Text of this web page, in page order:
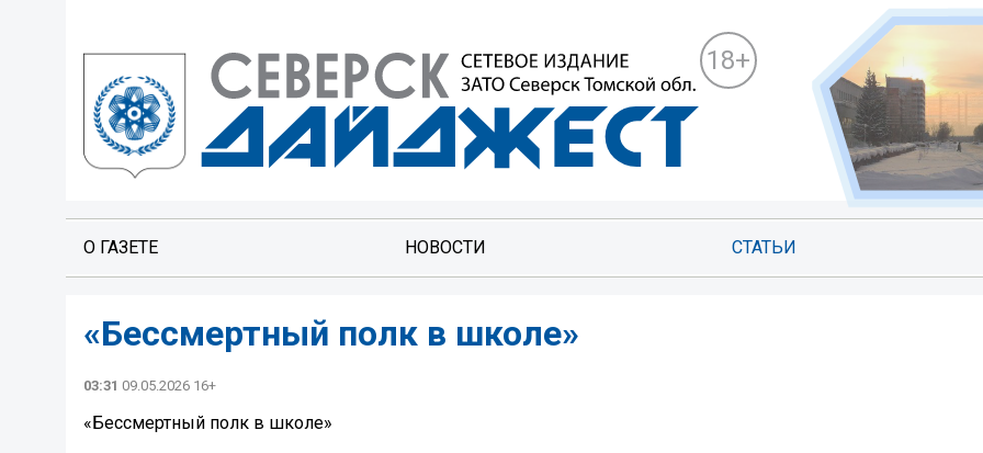
18+
О ГАЗЕТЕ НОВОСТИ СТАТЬИ
«Бессмертный полк в школе»
03:31 09.05.2026 16+
«Бессмертный полк в школе»